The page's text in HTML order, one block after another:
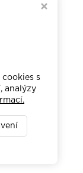
cookies s
analýzy